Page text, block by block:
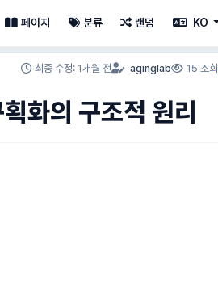
페이지 분류 랜덤 KO
최종 수정: 1개월 전 aginglab 15 조회
화의 구조적 원리